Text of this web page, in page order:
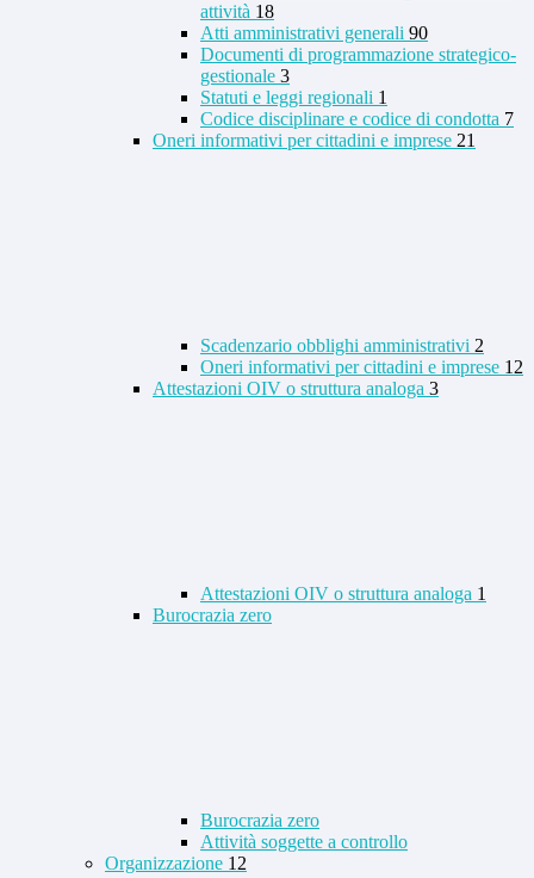
attività 18
Atti amministrativi generali 90
Documenti di programmazione strategico-
gestionale 3
Statuti e leggi regionali 1
Codice disciplinare e codice di condotta 7
Oneri informativi per cittadini e imprese 21
Scadenzario obblighi amministrativi 2
Oneri informativi per cittadini e imprese 12
Attestazioni OIV o struttura analoga 3
Attestazioni OIV o struttura analoga 1
Burocrazia zero
Burocrazia zero
Attività soggette a controllo
Organizzazione 12